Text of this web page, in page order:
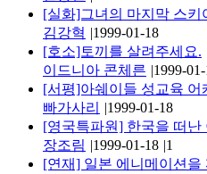
[실화]그녀의 마지막 스키
김강혁 |1999-01-18
[호소]토끼를 살려주세요.
이드니아 콘체른 |1999-
[서평]아쉐이들 성교육 어
빠가사리
|1999-01-18
[영국특파원] 한국을 떠난
장조림 |1999-01-18 |1
[연재] 일본 에니메이션을